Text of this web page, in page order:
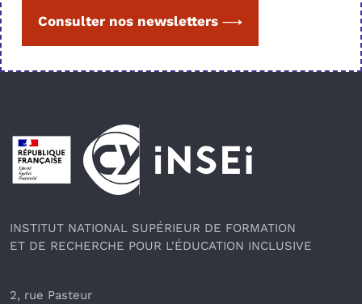
Consulter nos newsletters
Pied de page
INSTITUT NATIONAL SUPÉRIEUR DE FORMATION
ET DE RECHERCHE POUR L'ÉDUCATION INCLUSIVE
2, rue Pasteur